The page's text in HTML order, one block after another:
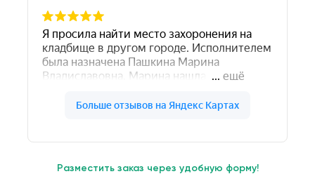
Разместить заказ через удобную форму!